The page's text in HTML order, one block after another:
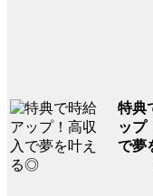
特典
ップ
で夢